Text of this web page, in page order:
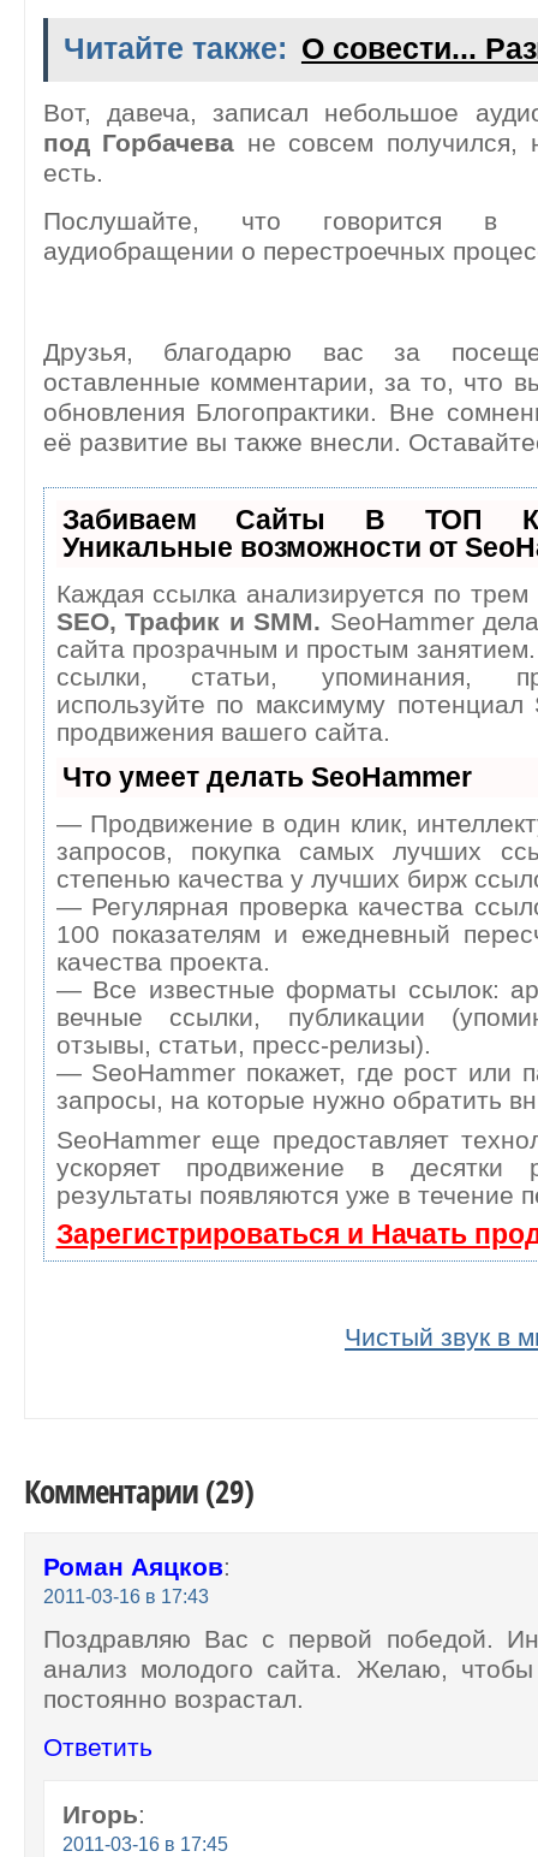
Читайте также: О совести...
Вот, давеча, записал небольшое
под Горбачева не совсем получился,
есть.
Послушайте, что говорится в
аудиобращении о перестроечных
Друзья, благодарю вас за
оставленные комментарии, за то, что
обновления Блогопрактики. Вне
её развитие вы также внесли.
Забиваем Сайты В ТОП
Уникальные возможности от
Каждая ссылка анализируется по трем
SEO, Трафик и SMM. SeoHammer
сайта прозрачным и простым
ссылки, статьи, упоминания,
используйте по максимуму потенциал
продвижения вашего сайта.
Что умеет делать SeoHammer
— Продвижение в один клик,
запросов, покупка самых лучших
степенью качества у лучших бирж
— Регулярная проверка качества
100 показателям и ежедневный
качества проекта.
— Все известные форматы ссылок:
вечные ссылки, публикации
отзывы, статьи, пресс-релизы).
— SeoHammer покажет, где рост или
запросы, на которые нужно обратить
SeoHammer еще предоставляет
ускоряет продвижение в
результаты появляются уже в течение
Зарегистрироваться и Начать
Чистый звук в
Комментарии (29)
Роман Аяцков:
2011-03-16 в 17:43
Поздравляю Вас с первой победой.
анализ молодого сайта. Желаю,
постоянно возрастал.
Ответить
Игорь:
2011-03-16 в 17:45